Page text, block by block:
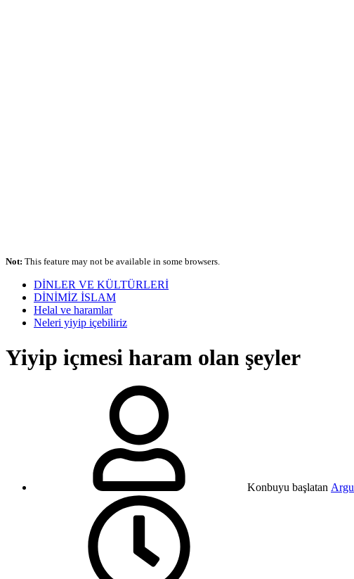
Not: This feature may not be available in some browsers.
DİNLER VE KÜLTÜRLERİ
DİNİMİZ İSLAM
Helal ve haramlar
Neleri yiyip içebiliriz
Yiyip içmesi haram olan şeyler
Konbuyu başlatan